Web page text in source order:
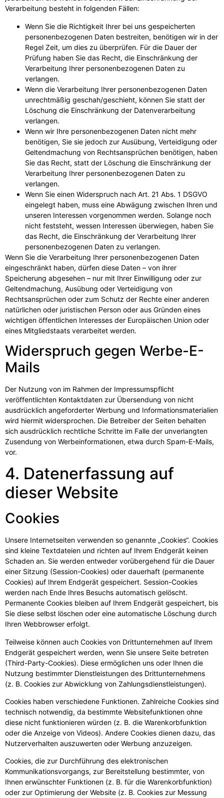
Verarbeitung besteht in folgenden Fällen:
Wenn Sie die Richtigkeit Ihrer bei uns gespeicherten
personenbezogenen Daten bestreiten, benötigen wir in der
Regel Zeit, um dies zu überprüfen. Für die Dauer der
Prüfung haben Sie das Recht, die Einschränkung der
Verarbeitung Ihrer personenbezogenen Daten zu
verlangen.
Wenn die Verarbeitung Ihrer personenbezogenen Daten
unrechtmäßig geschah/geschieht, können Sie statt der
Löschung die Einschränkung der Datenverarbeitung
verlangen.
Wenn wir Ihre personenbezogenen Daten nicht mehr
benötigen, Sie sie jedoch zur Ausübung, Verteidigung oder
Geltendmachung von Rechtsansprüchen benötigen, haben
Sie das Recht, statt der Löschung die Einschränkung der
Verarbeitung Ihrer personenbezogenen Daten zu
verlangen.
Wenn Sie einen Widerspruch nach Art. 21 Abs. 1 DSGVO
eingelegt haben, muss eine Abwägung zwischen Ihren und
unseren Interessen vorgenommen werden. Solange noch
nicht feststeht, wessen Interessen überwiegen, haben Sie
das Recht, die Einschränkung der Verarbeitung Ihrer
personenbezogenen Daten zu verlangen.
Wenn Sie die Verarbeitung Ihrer personenbezogenen Daten
eingeschränkt haben, dürfen diese Daten – von ihrer
Speicherung abgesehen – nur mit Ihrer Einwilligung oder zur
Geltendmachung, Ausübung oder Verteidigung von
Rechtsansprüchen oder zum Schutz der Rechte einer anderen
natürlichen oder juristischen Person oder aus Gründen eines
wichtigen öffentlichen Interesses der Europäischen Union oder
eines Mitgliedstaats verarbeitet werden.
Widerspruch gegen Werbe-E-
Mails
Der Nutzung von im Rahmen der Impressumspflicht
veröffentlichten Kontaktdaten zur Übersendung von nicht
ausdrücklich angeforderter Werbung und Informationsmaterialien
wird hiermit widersprochen. Die Betreiber der Seiten behalten
sich ausdrücklich rechtliche Schritte im Falle der unverlangten
Zusendung von Werbeinformationen, etwa durch Spam-E-Mails,
vor.
4. Datenerfassung auf
dieser Website
Cookies
Unsere Internetseiten verwenden so genannte „Cookies“. Cookies
sind kleine Textdateien und richten auf Ihrem Endgerät keinen
Schaden an. Sie werden entweder vorübergehend für die Dauer
einer Sitzung (Session-Cookies) oder dauerhaft (permanente
Cookies) auf Ihrem Endgerät gespeichert. Session-Cookies
werden nach Ende Ihres Besuchs automatisch gelöscht.
Permanente Cookies bleiben auf Ihrem Endgerät gespeichert, bis
Sie diese selbst löschen oder eine automatische Löschung durch
Ihren Webbrowser erfolgt.
Teilweise können auch Cookies von Drittunternehmen auf Ihrem
Endgerät gespeichert werden, wenn Sie unsere Seite betreten
(Third-Party-Cookies). Diese ermöglichen uns oder Ihnen die
Nutzung bestimmter Dienstleistungen des Drittunternehmens
(z. B. Cookies zur Abwicklung von Zahlungsdienstleistungen).
Cookies haben verschiedene Funktionen. Zahlreiche Cookies sind
technisch notwendig, da bestimmte Websitefunktionen ohne
diese nicht funktionieren würden (z. B. die Warenkorbfunktion
oder die Anzeige von Videos). Andere Cookies dienen dazu, das
Nutzerverhalten auszuwerten oder Werbung anzuzeigen.
Cookies, die zur Durchführung des elektronischen
Kommunikationsvorgangs, zur Bereitstellung bestimmter, von
Ihnen erwünschter Funktionen (z. B. für die Warenkorbfunktion)
oder zur Optimierung der Website (z. B. Cookies zur Messung